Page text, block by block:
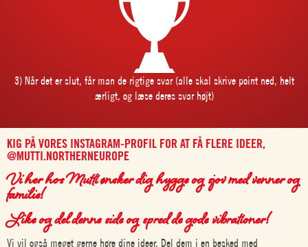
3) Når det er slut, får man de rigtige svar (alle skal skrive point ned, helt
ærligt, og læse deres svar højt)
KIG PÅ VORES INSTAGRAM-PROFIL FOR AT FÅ FLERE IDEER,
@MUTTI.NORTHERNEUROPE
Vi her hos Mutti ønsker dig hygge og sjov med venner og
familie!
Like og del denne side og spred de gode vibrationer!
Vi vil også meget gerne høre dine ideer. Del dem i en besked med